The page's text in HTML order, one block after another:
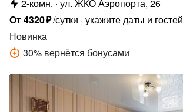
2-комн. ул. ЖКО Аэропорта, 26
От4320₽/сутки укажите даты и гостей
Новинка
30% вернётся бонусами